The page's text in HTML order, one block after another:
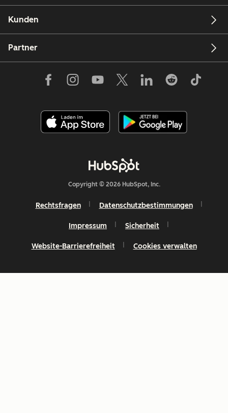
Kunden
Partner
Copyright © 2026 HubSpot, Inc.
Rechtsfragen Datenschutzbestimmungen
Impressum Sicherheit
Website-Barrierefreiheit Cookies verwalten